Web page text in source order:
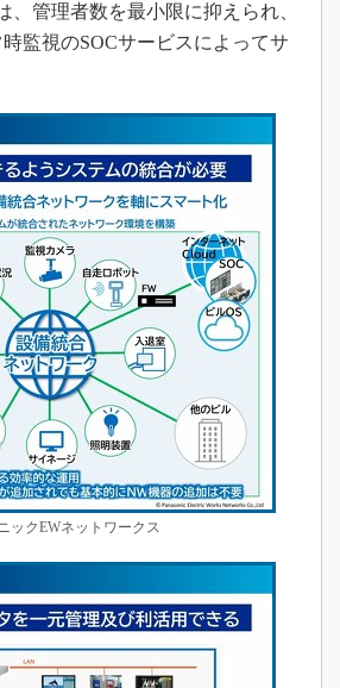
管理者数を最小限に抑えられ、
監視のSOCサービスによってサ
クEWネットワークス